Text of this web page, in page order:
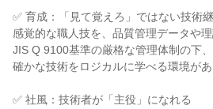
✅ 育成：「見て覚えろ」ではない技術
感覚的な職人技を、品質管理データや理
JIS Q 9100基準の厳格な管理体制の下、
確かな技術をロジカルに学べる環境があ
✅ 社風：技術者が「主役」になれる